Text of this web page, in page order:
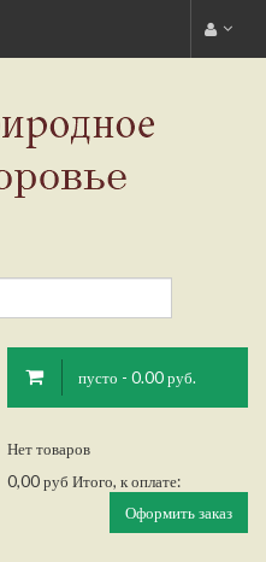
пусто - 0.00 руб.
Нет товаров
0,00 руб Итого, к оплате:
Оформить заказ